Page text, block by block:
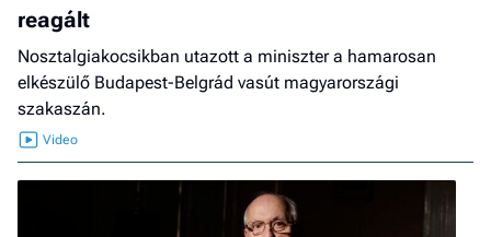
reagált
Nosztalgiakocsikban utazott a miniszter a hamarosan
elkészülő Budapest-Belgrád vasút magyarországi
szakaszán.